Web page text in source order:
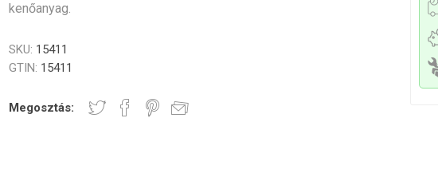
Csavarok és konzolok
kenőanyag.
SKU: 15411
GTIN: 15411
Megosztás: